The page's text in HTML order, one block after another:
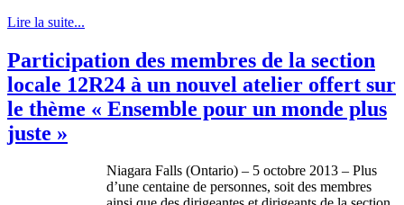
Lire la suite...
Participation des membres de la section
locale 12R24 à un nouvel atelier offert sur
le thème « Ensemble pour un monde plus
juste »
Niagara Falls (Ontario) – 5 octobre 2013 – Plus
d’une centaine de personnes, soitdes membres